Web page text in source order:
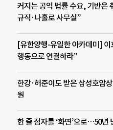
커지는 공익 법률 수요, 기반은
규직·나홀로 사무실”
[유한양행-유일한 아카데미] 이
행동으로 연결하라”
한강·허준이도 받은 삼성호암
원
한 줄 점자를 ‘화면’으로…50년